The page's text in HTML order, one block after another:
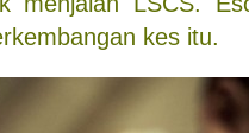
kes itu.